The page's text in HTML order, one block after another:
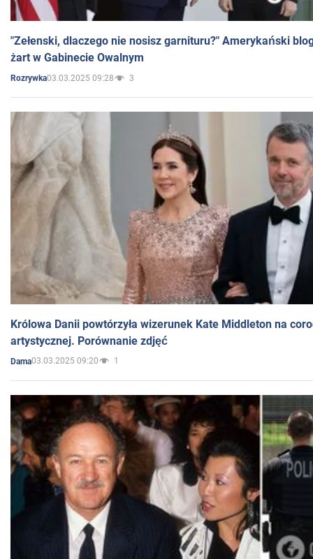
"Zełenski, dlaczego nie nosisz garnituru?" Amerykański
żart w Gabinecie Owalnym
Rozrywka03.03.2025 09:28 3
Królowa Danii powtórzyła wizerunek Kate Middleton na
artystycznej. Porównanie zdjęć
Dama03.03.2025 09:20 1